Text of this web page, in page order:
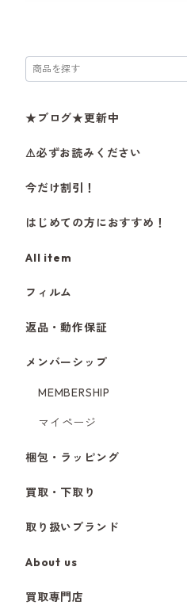
★ブログ★更新中
⚠必ずお読みください
今だけ割引！
はじめての方におすすめ！
All item
フィルム
返品・動作保証
メンバーシップ
MEMBERSHIP
マイページ
梱包・ラッピング
買取・下取り
取り扱いブランド
About us
買取専門店